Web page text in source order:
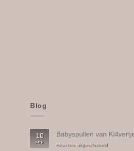
Blog
10
sep
Babyspullen van
Reacties uitgeschakeld